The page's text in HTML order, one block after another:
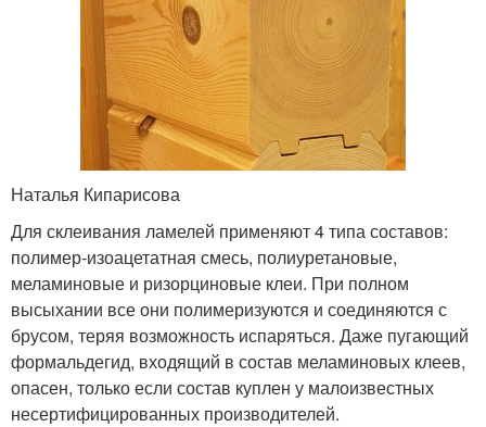
Наталья Кипарисова
Для склеивания ламелей применяют 4 типа составов:
полимер-изоацетатная смесь, полиуретановые,
меламиновые и ризорциновые клеи. При полном
высыхании все они полимеризуются и соединяются с
брусом, теряя возможность испаряться. Даже пугающий
формальдегид, входящий в состав меламиновых клеев,
опасен, только если состав куплен у малоизвестных
несертифицированных производителей.